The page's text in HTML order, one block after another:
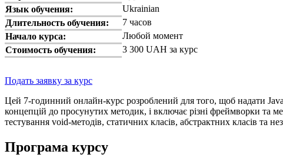
Язык обучения:
Ukrainian
Длительность обучения:
7 часов
Начало курса:
Любой момент
Стоимость обучения:
3 300 UAH за курс
Подать заявку за курс
Цей 7-годинний онлайн-курс розроблений для того, щоб надати
концепцій до просунутих методик, і включає різні фреймворки та
тестування void-методів, статичних класів, абстрактних класів та
Програма курсу